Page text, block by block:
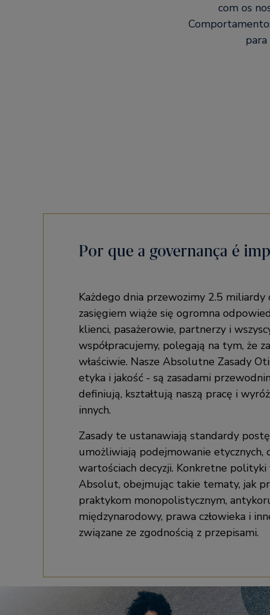
com os
Por que a governança é
Każdego dnia przewozimy 2.5 miliardy
zasięgiem wiąże się ogromna
klienci, pasażerowie, partnerzy i
współpracujemy, polegają na tym, że
właściwie. Nasze Absolutne Zasady
etyka i jakość - są zasadami
definiują, kształtują naszą pracę i
innych.
Zasady te ustanawiają standardy
umożliwiają podejmowanie etycznych,
wartościach decyzji. Konkretne polityki
Absolut, obejmując takie tematy, jak
praktykom monopolistycznym,
międzynarodowy, prawa człowieka i
związane ze zgodnością z przepisami.